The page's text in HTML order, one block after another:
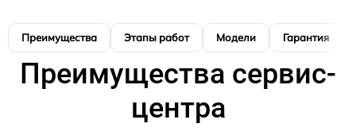
Преимущества Этапы работ Модели Гарантия
Преимущества сервис-
центра